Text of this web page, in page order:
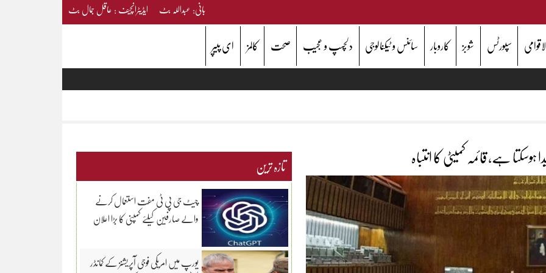
بانی: عبداللہ بٹ ایڈیٹرانچیف : عاقل جمال بٹ
سپورٹس شوبز کاروبار سائنس و ٹیکنالوجی دلچسپ و عجیب صحت کالمز ای پیپر
ہے، قائمہ کمیٹی کا انتباہ تازہ ترین
چیٹ جی پی ٹی مفت استعمال کرنے
والے صارفین کیلئے کمپنی کا بڑا اعلان
یورپ میں امریکی فوجی آپریشنز کے کمانڈر